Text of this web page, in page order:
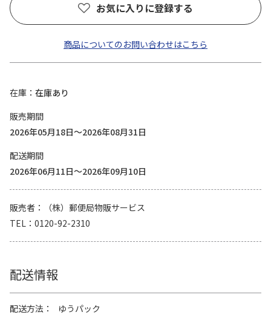
お気に入りに登録する
商品についてのお問い合わせはこちら
在庫
在庫あり
販売期間
2026年05月18日～2026年08月31日
配送期間
2026年06月11日～2026年09月10日
販売者
（株）郵便局物販サービス
TEL
0120-92-2310
配送情報
配送方法
ゆうパック